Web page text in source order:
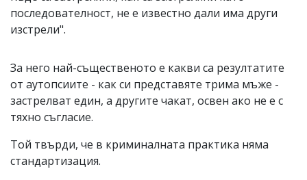
последователност, не е известно дали има други
изстрели".
За него най-същественото е какви са резултатите
от аутопсиите - как си представяте трима мъже -
застрелват един, а другите чакат, освен ако не е с
тяхно съгласие.
Той твърди, че в криминалната практика няма
стандартизация.